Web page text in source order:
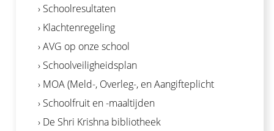
› Schoolresultaten
› Klachtenregeling
› AVG op onze school
› Schoolveiligheidsplan
› MOA (Meld-, Overleg-, en Aangifteplicht
› Schoolfruit en -maaltijden
› De Shri Krishna bibliotheek